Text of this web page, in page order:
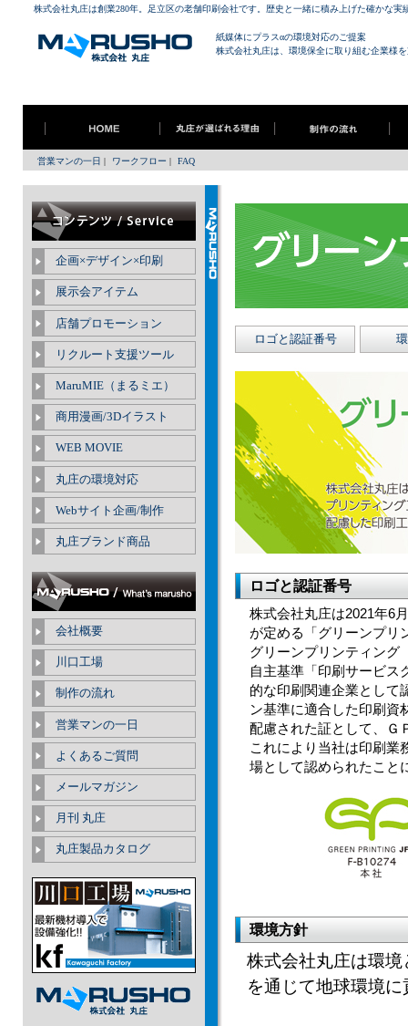
株式会社丸庄は創業280年。足立区の老舗印刷会社です。歴史と一緒に積み上げた確かな実
紙媒体にプラスαの環境対応のご提案
株式会社丸庄は、環境保全に取り組む企業様
営業マンの一日 | ワークフロー | FAQ
企画×デザイン×印刷
展示会アイテム
店舗プロモーション
リクルート支援ツール
MaruMIE（まるミエ）
商用漫画/3Dイラスト
WEB MOVIE
丸庄の環境対応
Webサイト企画/制作
丸庄ブランド商品
会社概要
川口工場
制作の流れ
営業マンの一日
よくあるご質問
メールマガジン
月刊 丸庄
丸庄製品カタログ
ロゴと認証番号
ロゴと認証番号
株式会社丸庄は2021年6
が定める「グリーンプリ
グリーンプリンティング
⾃主基準「印刷サービス
的な印刷関連企業として
ン基準に適合した印刷資
配慮された証として、Ｇ
これにより当社は印刷業
場として認められたこと
環境方針
株式会社丸庄は環
を通じて地球環境